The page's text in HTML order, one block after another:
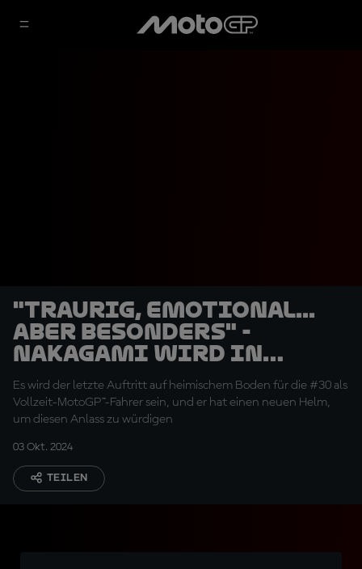
"Traurig, emotional...
aber besonders" -
Nakagami wird in
Motegi verabschiedet
Es wird der letzte Auftritt auf heimischem Boden für die #30 als
Vollzeit-MotoGP™-Fahrer sein, und er hat einen neuen Helm,
um diesen Anlass zu würdigen
03 Okt. 2024
TEILEN